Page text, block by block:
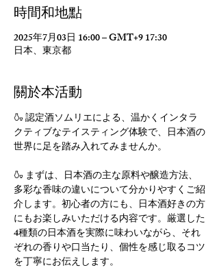
時間和地點
2025年7月03日 16:00 – GMT+9 17:30
日本、東京都
關於本活動
🍶 認定酒ソムリエによる、温かくインタラ
クティブなテイスティング体験で、日本酒の
世界に足を踏み入れてみませんか。
🍶 まずは、日本酒の主な原料や醸造方法、
多彩な香味の違いについて分かりやすくご紹
介します。初心者の方にも、日本酒好きの方
にもお楽しみいただける内容です。厳選した
4種類の日本酒を実際に味わいながら、それ
ぞれの香りや口当たり、個性を感じ取るコツ
を丁寧にお伝えします。